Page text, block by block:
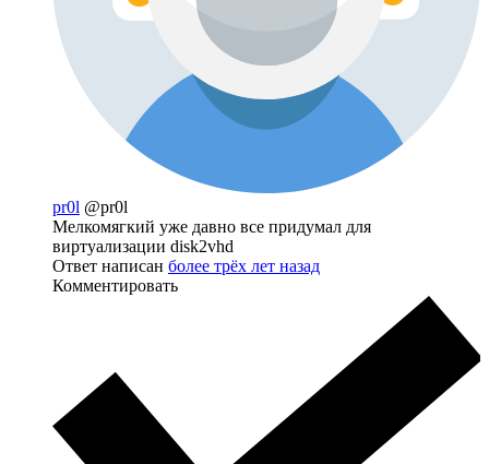
pr0l @pr0l
Мелкомягкий уже давно все придумал для
виртуализации disk2vhd
Ответ написан более трёх лет назад
Комментировать